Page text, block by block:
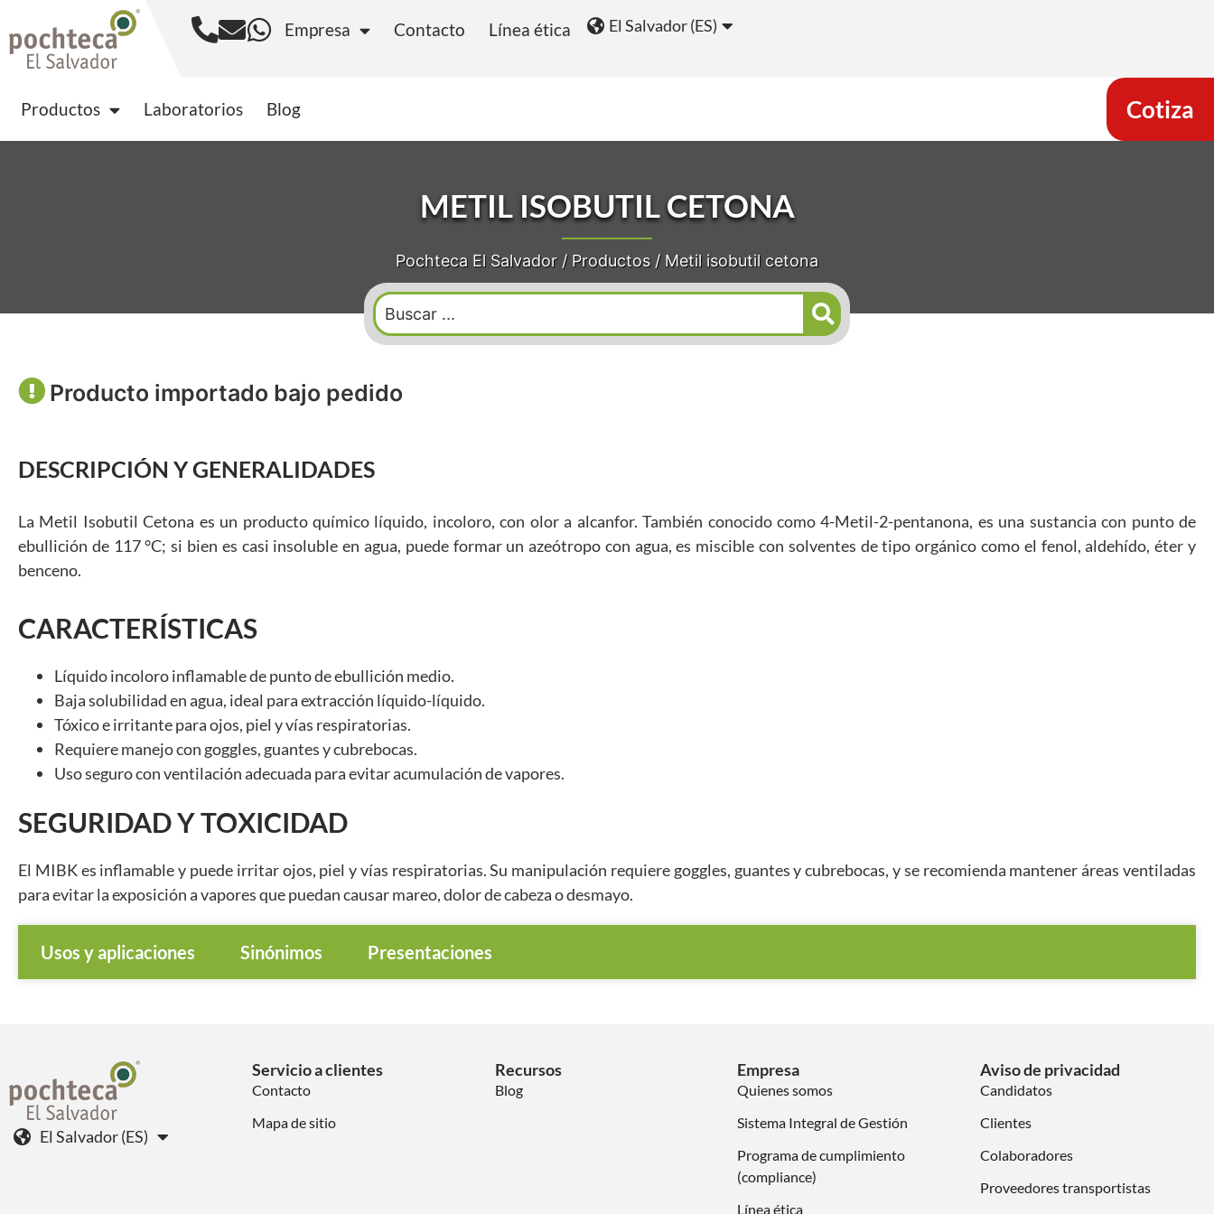
Cotiza
Empresa Contacto Línea ética El Salvador (ES)
Productos Laboratorios Blog
METIL ISOBUTIL CETONA
Pochteca El Salvador / Productos/ Metil isobutil cetona
Producto importado bajo pedido
DESCRIPCIÓN Y GENERALIDADES
La Metil Isobutil Cetona es un producto químico líquido, incoloro, con olor a alcanfor. También conocido como 4-Metil-2-pentanona, es una sustancia con punto de
ebullición de 117 °C; si bien es casi insoluble en agua, puede formar un azeótropo con agua, es miscible con solventes de tipo orgánico como el fenol, aldehído, éter y
benceno.
CARACTERÍSTICAS
Líquido incoloro inflamable de punto de ebullición medio.
Baja solubilidad en agua, ideal para extracción líquido-líquido.
Tóxico e irritante para ojos, piel y vías respiratorias.
Requiere manejo con goggles, guantes y cubrebocas.
Uso seguro con ventilación adecuada para evitar acumulación de vapores.
SEGURIDAD Y TOXICIDAD
El MIBK es inflamable y puede irritar ojos, piel y vías respiratorias. Su manipulación requiere goggles, guantes y cubrebocas, y se recomienda mantener áreas ventiladas
para evitar la exposición a vapores que puedan causar mareo, dolor de cabeza o desmayo.
Usos y aplicaciones Sinónimos Presentaciones
El Salvador (ES)
Servicio a clientes
Contacto
Mapa de sitio
Recursos
Blog
Empresa
Quienes somos
Sistema Integral de Gestión
Programa de cumplimiento
(compliance)
Línea ética
Aviso de privacidad
Candidatos
Clientes
Colaboradores
Proveedores transportistas